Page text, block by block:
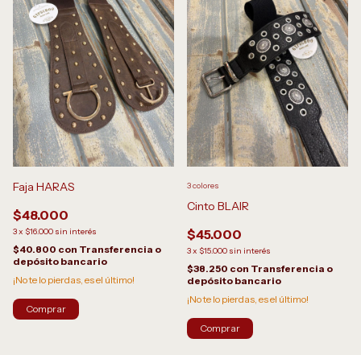
Faja HARAS
$48.000
3x $16.000 sin interés
$40.800 con Transferencia o
depósito bancario
¡No te lo pierdas, es el último!
Cinto BLAIR
$45.000
3x $15.000 sin interés
$38.250 con Transferencia o
depósito bancario
¡No te lo pierdas, es el último!
3 colores
Comprar